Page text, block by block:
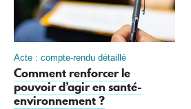
Acte : compte-rendu détaillé
Comment renforcer le
pouvoir d’agir en santé-
environnement ?